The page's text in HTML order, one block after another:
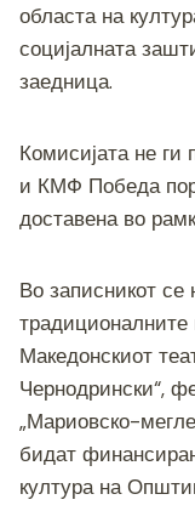
областа на
социјалната
заедница.
Комисијата не
и КМФ Победа
доставена во
Во записникот се
Македонскиот
Чернодрински“,
„Мариовско-
бидат
култура на